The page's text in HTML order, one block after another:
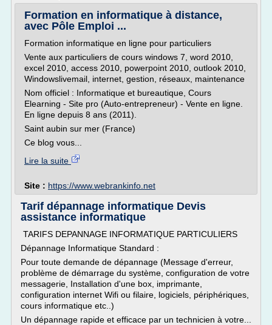
Formation en informatique à distance,
avec Pôle Emploi ...
Formation informatique en ligne pour particuliers
Vente aux particuliers de cours windows 7, word 2010,
excel 2010, access 2010, powerpoint 2010, outlook 2010,
Windowslivemail, internet, gestion, réseaux, maintenance
Nom officiel : Informatique et bureautique, Cours
Elearning - Site pro (Auto-entrepreneur) - Vente en ligne.
En ligne depuis 8 ans (2011).
Saint aubin sur mer (France)
Ce blog vous...
Lire la suite
Site : https://www.webrankinfo.net
Tarif dépannage informatique Devis
assistance informatique
TARIFS DEPANNAGE INFORMATIQUE PARTICULIERS
Dépannage Informatique Standard :
Pour toute demande de dépannage (Message d'erreur,
problème de démarrage du système, configuration de votre
messagerie, Installation d'une box, imprimante,
configuration internet Wifi ou filaire, logiciels, périphériques,
cours informatique etc..)
Un dépannage rapide et efficace par un technicien à votre...